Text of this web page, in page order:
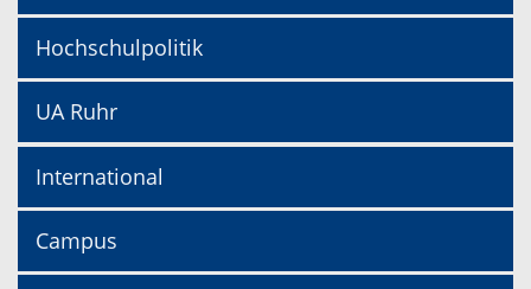
Hochschulpolitik
UA Ruhr
International
Campus